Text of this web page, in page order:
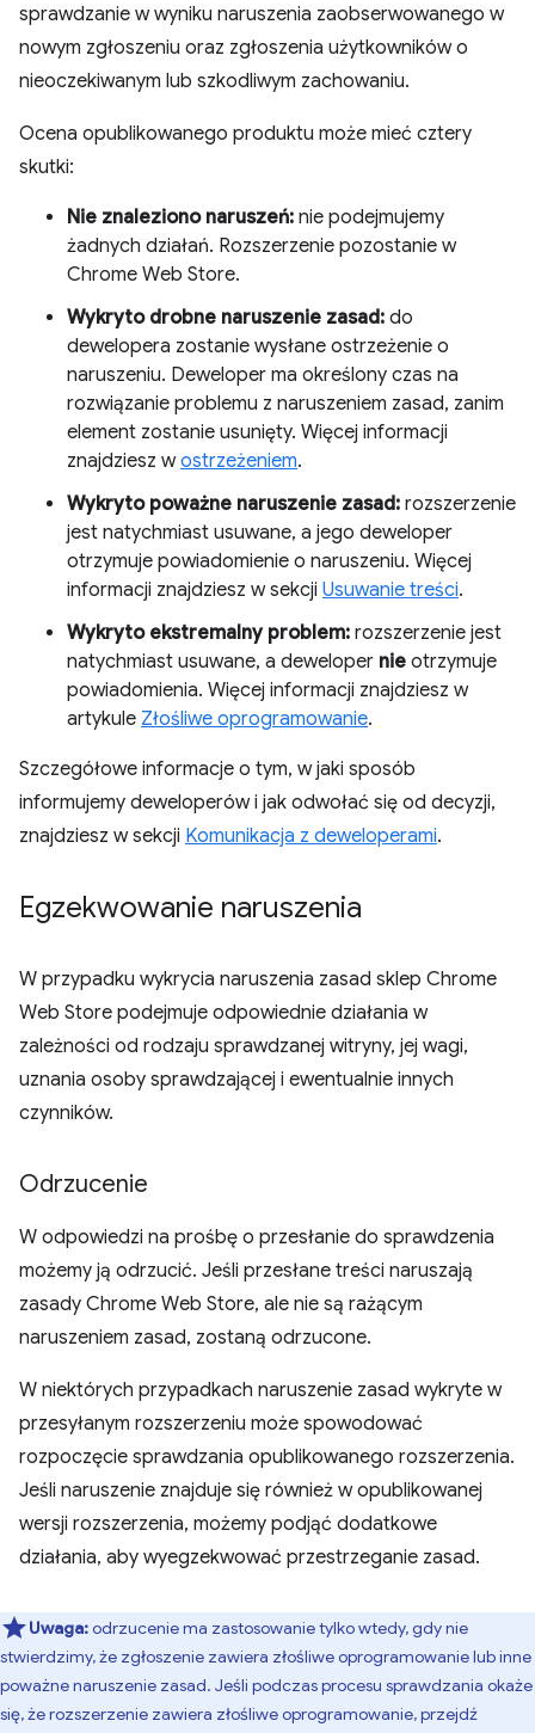
sprawdzanie w wyniku naruszenia zaobserwowanego w
nowym zgłoszeniu oraz zgłoszenia użytkowników o
nieoczekiwanym lub szkodliwym zachowaniu.
Ocena opublikowanego produktu może mieć cztery
skutki:
Nie znaleziono naruszeń: nie podejmujemy
żadnych działań. Rozszerzenie pozostanie w
Chrome Web Store.
Wykryto drobne naruszenie zasad: do
dewelopera zostanie wysłane ostrzeżenie o
naruszeniu. Deweloper ma określony czas na
rozwiązanie problemu z naruszeniem zasad, zanim
element zostanie usunięty. Więcej informacji
znajdziesz wostrzeżeniem.
Wykryto poważne naruszenie zasad: rozszerzenie
jest natychmiast usuwane, a jego deweloper
otrzymuje powiadomienie o naruszeniu. Więcej
informacji znajdziesz w sekcji Usuwanie treści.
Wykryto ekstremalny problem: rozszerzenie jest
natychmiast usuwane, a deweloper nie otrzymuje
powiadomienia. Więcej informacji znajdziesz w
artykule Złośliwe oprogramowanie.
Szczegółowe informacje o tym, w jaki sposób
informujemy deweloperów i jak odwołać się od decyzji,
znajdziesz w sekcji Komunikacja z deweloperami.
Egzekwowanie naruszenia
W przypadku wykrycia naruszenia zasad sklep Chrome
Web Store podejmuje odpowiednie działania w
zależności od rodzaju sprawdzanej witryny, jej wagi,
uznania osoby sprawdzającej i ewentualnie innych
czynników.
Odrzucenie
W odpowiedzi na prośbę o przesłanie do sprawdzenia
możemy ją odrzucić. Jeśli przesłane treści naruszają
zasady Chrome Web Store, ale nie są rażącym
naruszeniem zasad, zostaną odrzucone.
W niektórych przypadkach naruszenie zasad wykryte w
przesyłanym rozszerzeniu może spowodować
rozpoczęcie sprawdzania opublikowanego rozszerzenia.
Jeśli naruszenie znajduje się również w opublikowanej
wersji rozszerzenia, możemy podjąć dodatkowe
działania, aby wyegzekwować przestrzeganie zasad.
Uwaga:odrzucenie ma zastosowanie tylko wtedy, gdy nie
stwierdzimy, że zgłoszenie zawiera złośliwe oprogramowanie lub inne
poważne naruszenie zasad. Jeśli podczas procesu sprawdzania okaże
się, że rozszerzenie zawiera złośliwe oprogramowanie, przejdź